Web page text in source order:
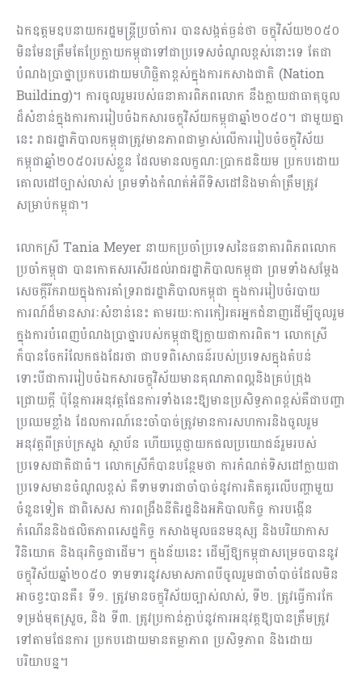
ឯកឧត្តមឧបនាយករដ្ឋមន្ត្រីប្រចាំការ បានសង្កត់ធ្ងន់ថា ចក្ខុវិស័យ២០៥០
មិនមែនត្រឹមតែប្រែក្លាយកម្ពុជាទៅជាប្រទេសចំណូលខ្ពស់នោះទេ តែជា
បំណងប្រាថ្នាប្រកប​ដោយមហិច្ឆិតាខ្ពស់ក្នុងការកសាងជាតិ (Nation
Building)។ ការចូលរួមរបស់ធនាគារពិភពលោក នឹងក្លាយជាធាតុចូល
ដ៏សំខាន់ក្នុងការការរៀបចំឯកសារចក្ខុវិស័យកម្ពុជាឆ្នាំ២០៥០។ ជាមួយគ្នា
នេះ រាជរដ្ឋាភិបាលកម្ពុជាត្រូវមានភាពជាម្ចាស់លើការរៀបចំចក្ខុវិស័យ
កម្ពុជាឆ្នាំ២០៥០របស់ខ្លួន ដែលមានលក្ខណៈប្រាកដនិយម ប្រកបដោយ
គោលដៅច្បាស់លាស់ ព្រមទាំងកំណត់អំពីទិសដៅនិងមាគ៌ាត្រឹមត្រូវ
សម្រាប់កម្ពុជា។
លោកស្រី Tania Meyer នាយកប្រចាំប្រទេសនៃធនាគារពិភពលោក
ប្រចាំកម្ពុជា បានកោតសរសើរដល់រាជរដ្ឋាភិបាលកម្ពុជា ព្រមទាំងសម្តែង
សេចក្តីរីករាយក្នុងការគាំទ្ររាជរដ្ឋាភិបាលកម្ពុជា ក្នុងការរៀបចំរបាយ
ការណ៍ដ៏មានសារៈសំខាន់នេះ តាមរយៈការកៀរគរអ្នកជំនាញដើម្បីចូលរួម
ក្នុងការបំពេញបំណងប្រាថ្នារបស់កម្ពុជាឱ្យក្លាយជាការពិត។ លោកស្រី
ក៏បានចែករំលែកផងដែរថា ជាបទពិសោធន៍របស់ប្រទេសក្នុងតំបន់
ទោះបីជាការរៀបចំឯកសារចក្ខុវិស័យមានគុណភាពល្អនិងគ្រប់ជ្រុង
ជ្រោយក្តី ប៉ុន្តែការអនុវត្ដផែនការទាំងនេះឱ្យមានប្រសិទ្ធភាពខ្ពស់គឺជាបញ្ហា
ប្រឈមខ្លាំង ដែលការណ៍នេះចាំបាច់ត្រូវមានការសហការនិងចូលរួម
អនុវត្ដពីគ្រប់ក្រសួង ស្ថាប័ន ហើយប្តេជ្ញាយកផលប្រយោជន៍រួមរបស់
ប្រទេសជាតិជាធំ។ លោកស្រីក៏បានបន្ថែមថា ការកំណត់ទិសដៅក្លាយជា
ប្រទេសមានចំណូលខ្ពស់ គឺទាមទារជាចាំបាច់នូវការគិតគូរលើបញ្ហាមួយ
ចំនួនទៀត ជាពិសេស ការពង្រឹងនីតិរដ្ឋនិងអភិបាលកិច្ច ការបង្កើន
កំណើននិងផលិតភាពសេដ្ឋកិច្ច កសាងមូលធនមនុស្ស និងបរិយាកាស
វិនិយោគ និងធុរកិច្ចជាដើម។ ក្នុងន័យនេះ ដើម្បីឱ្យកម្ពុជាសម្រេចបាននូវ
ចក្ខុវិស័យឆ្នាំ២០៥០ ទាមទារនូវសមាសភាពបីចូលរួមជាចាំបាច់ដែលមិន
អាចខ្វះបានគឺ៖ ទី១. ត្រូវមានចក្ខុវិស័យច្បាស់លាស់, ទី២. ត្រូវធ្វើការកែ
ទម្រង់មុតស្រួច, និង ទី៣. ត្រូវប្រកាន់ភ្ជាប់នូវការអនុវត្តឱ្យបានត្រឹមត្រូវ
ទៅតាមផែនការ ប្រកបដោយមានតម្លាភាព ប្រសិទ្ធភាព និងដោយ
បរិយាបន្ន។